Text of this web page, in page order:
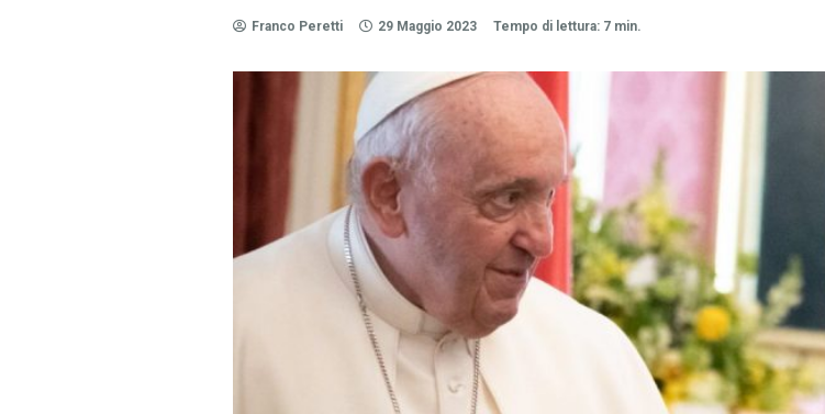
Franco Peretti 29 Maggio 2023 Tempo di lettura: 7 min.